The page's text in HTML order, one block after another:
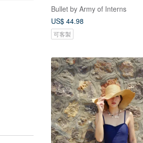
Bullet by Army of Interns
US$ 44.98
可客製